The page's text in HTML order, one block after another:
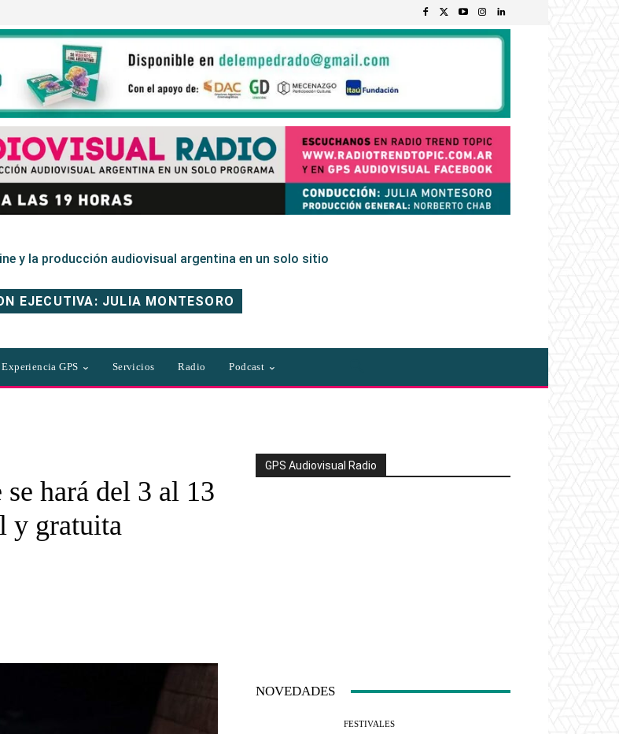
y la producción audiovisual argentina en un solo sitio
EJECUTIVA: JULIA MONTESORO
Experiencia GPS Servicios Radio Podcast
hará del 3 al 13
y gratuita
GPS Audiovisual Radio
NOVEDADES
FESTIVALES